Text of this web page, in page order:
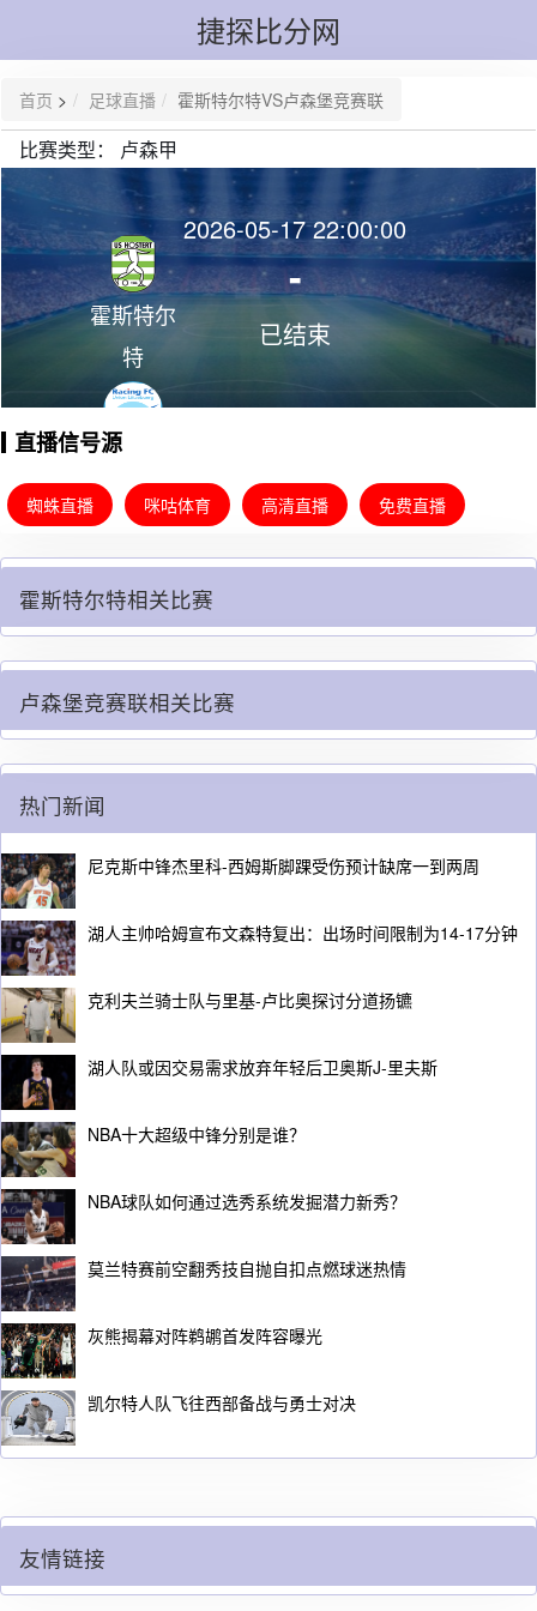
捷探比分网
首页 > 足球直播 霍斯特尔特VS卢森堡竞赛联
比赛类型： 卢森甲
霍斯特尔
特
2026-05-17 22:00:00
-
已结束
卢森堡竞
赛联
直播信号源
蜘蛛直播 咪咕体育 高清直播 免费直播
霍斯特尔特相关比赛
卢森堡竞赛联相关比赛
热门新闻
尼克斯中锋杰里科-西姆斯脚踝受伤预计缺席一到两周
湖人主帅哈姆宣布文森特复出：出场时间限制为14-17分钟
克利夫兰骑士队与里基-卢比奥探讨分道扬镳
湖人队或因交易需求放弃年轻后卫奥斯J-里夫斯
NBA十大超级中锋分别是谁？
NBA球队如何通过选秀系统发掘潜力新秀？
莫兰特赛前空翻秀技自抛自扣点燃球迷热情
灰熊揭幕对阵鹈鹕首发阵容曝光
凯尔特人队飞往西部备战与勇士对决
友情链接